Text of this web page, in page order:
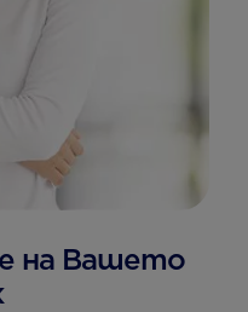
на Вашето